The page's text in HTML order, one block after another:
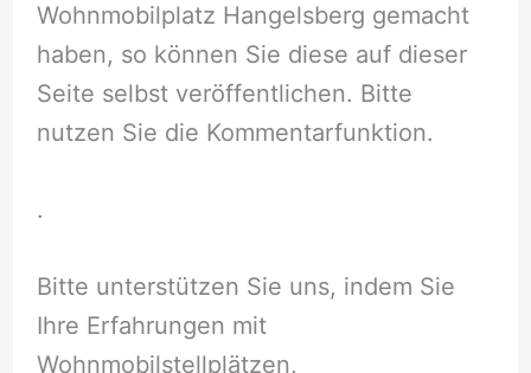
Wohnmobilplatz Hangelsberg gemacht
haben, so können Sie diese auf dieser
Seite selbst veröffentlichen. Bitte
nutzen Sie die Kommentarfunktion.
.
Bitte unterstützen Sie uns, indem Sie
Ihre Erfahrungen mit
Wohnmobilstellplätzen,